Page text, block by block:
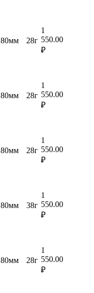
80мм 28г
1
550.00
₽
80мм 28г
1
550.00
₽
80мм 28г
1
550.00
₽
80мм 38г
1
550.00
₽
80мм 28г
1
550.00
₽